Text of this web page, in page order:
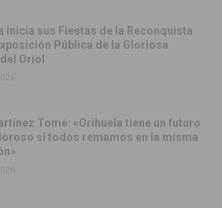
inicia sus Fiestas de la Reconquista
Pública de la Gloriosa
Oriol
Tomé: «Orihuela tiene un futuro
si todos remamos en la misma